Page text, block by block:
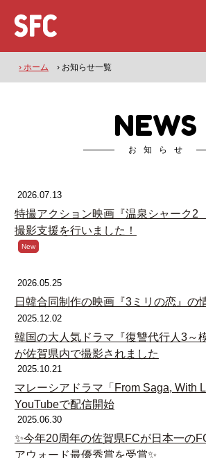
› ホーム › お知らせ一覧
NEWS
お知らせ
2026.07.13
特撮アクション映画『温泉シャーク
撮影支援を行いました！
New
2026.05.25
日韓合同制作の映画『3ミリの恋』の
2025.12.02
韓国の大人気ドラマ『復讐代行人3～
が佐賀県内で撮影されました
2025.10.21
マレーシアドラマ「From Saga, With
YouTubeで配信開始
2025.06.30
✨今年20周年の佐賀県FCが日本一の
アウォード最優秀賞を受賞✨